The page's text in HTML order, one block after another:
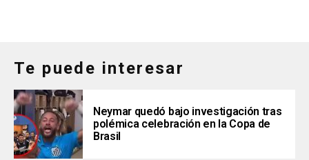
Te puede interesar
Neymar quedó bajo investigación tras
polémica celebración en la Copa de
Brasil